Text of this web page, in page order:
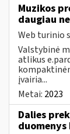
Muzikos
daugiau
Web turinio
Valstybinė
atlikus
įvairia...
Metai: 2023
Dalies